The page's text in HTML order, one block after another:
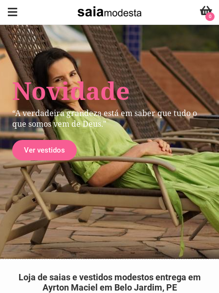
Novidade
“A verdadeira grandeza está em saber que tudo o
que somos vem de Deus."
Ver vestidos
0
Loja de saias e vestidos modestos entrega em
Ayrton Maciel em Belo Jardim, PE